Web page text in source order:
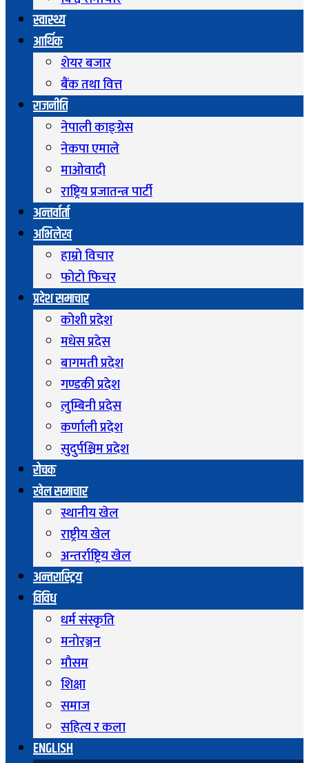
स्वास्थ्य
आर्थिक
शेयर बजार
बैंक तथा वित्त
राजनीति
नेपाली काङ्ग्रेस
नेकपा एमाले
माओवादी
राष्ट्रिय प्रजातन्त्र पार्टी
अन्तर्वार्ता
अभिलेख
हाम्रो विचार
फोटो फिचर
प्रदेश समाचार
कोशी प्रदेश
मधेस प्रदेस
बागमती प्रदेश
गण्डकी प्रदेश
लुम्बिनी प्रदेस
कर्णाली प्रदेश
सुदुर्पश्चिम प्रदेश
रोचक
खेल समाचार
स्थानीय खेल
राष्ट्रीय खेल
अन्तर्राष्ट्रिय खेल
अन्तरास्ट्रिय
विविध
धर्म संस्कृति
मनोरञ्जन
माैसम
शिक्षा
समाज
सहित्य र कला
ENGLISH